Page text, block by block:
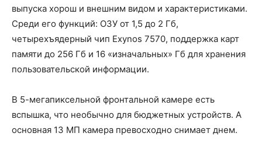
выпуска хорош и внешним видом и характеристиками.
Среди его функций: ОЗУ от 1,5 до 2 Гб,
четырехъядерный чип Exynos 7570, поддержка карт
памяти до 256 Гб и 16 «изначальных» Гб для хранения
пользовательской информации.
В 5-мегапиксельной фронтальной камере есть
вспышка, что необычно для бюджетных устройств. А
основная 13 МП камера превосходно снимает днем.